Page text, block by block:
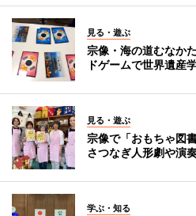
見る・遊ぶ
宗像・海の道むなか
ドゲームで世界遺産
見る・遊ぶ
宗像で「おもちゃ図
さつなぎ人形劇や演
学ぶ・知る